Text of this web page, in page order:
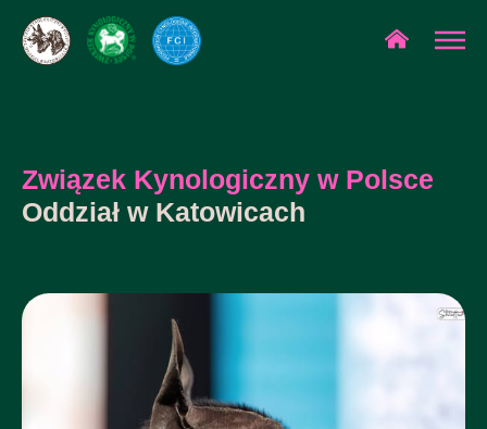
Związek Kynologiczny w Polsce
Oddział w Katowicach